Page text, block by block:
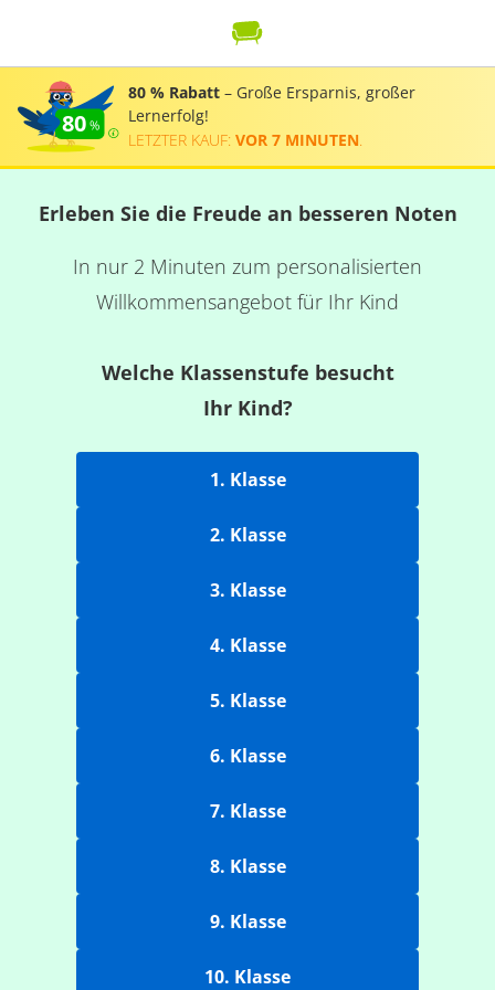
80
80 % Rabatt – Große Ersparnis, großer
Lernerfolg!
LETZTER KAUF: VOR 7 MINUTEN
Erleben Sie die Freude an besseren Noten
In nur 2 Minuten zum personalisierten
Willkommensangebot für Ihr Kind
Welche Klassenstufe besucht
Ihr Kind?
1. Klasse
2. Klasse
3. Klasse
4. Klasse
5. Klasse
6. Klasse
7. Klasse
8. Klasse
9. Klasse
10. Klasse